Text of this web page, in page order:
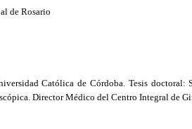
de Rosario
Católica de Córdoba. Tesis doctoral:
Director Médico del Centro Integral de